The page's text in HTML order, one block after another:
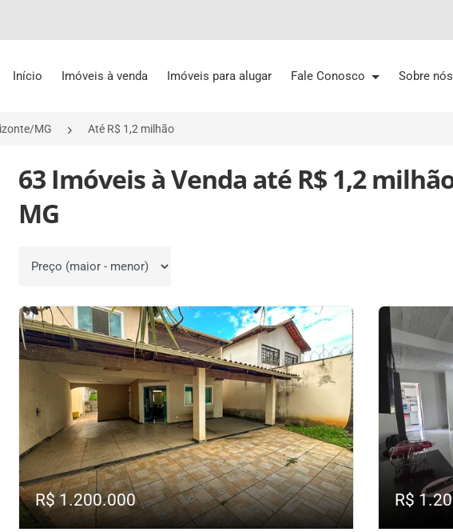
Início Imóveis à venda Imóveis para alugar Fale Conosco Sobre nós
MG Até R$ 1,2 milhão
63 Imóveis à Venda até R$ 1,2
MG
Ordenar por
R$ 1.200.000 R$